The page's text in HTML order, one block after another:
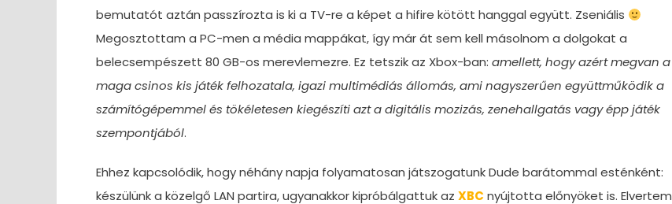
bemutatót aztán passzírozta is ki a TV-re a képet a hifire kötött hanggal együtt. Zseniális
Megosztottam a PC-men a média mappákat, így már át sem kell másolnom a dolgokat a
belecsempészett 80 GB-os merevlemezre. Ez tetszik az Xbox-ban: amellett, hogy azért megvan a
maga csinos kis játék felhozatala, igazi multimédiás állomás, ami nagyszerűen együttműködik a
számítógépemmel és tökéletesen kiegészíti azt a digitális mozizás, zenehallgatás vagy épp játék
szempontjából.
Ehhez kapcsolódik, hogy néhány napja folyamatosan játszogatunk Dude barátommal esténként:
készülünk a közelgő LAN partira, ugyanakkor kipróbálgattuk az XBC nyújtotta előnyöket is. Elvertem